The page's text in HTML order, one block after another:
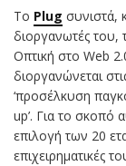
Το Plug συνιστά,
διοργανωτές του,
Οπτική στο Web
διοργανώνεται
‘προσέλκυση
up’. Για το σκοπό
επιλογή των 20
επιχειρηματικές